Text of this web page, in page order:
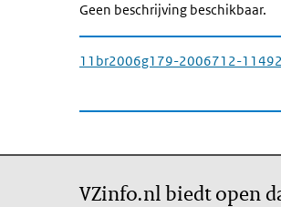
Geen beschrijving beschikbaar.
11br2006g179-2006712-
VZinfo.nl biedt open